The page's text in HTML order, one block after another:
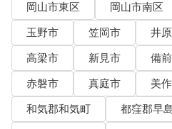
岡山市東区
岡山市南区
玉野市
笠岡市 井
高梁市
新見市 備
赤磐市
真庭市 美
和気郡和気町
都窪郡早